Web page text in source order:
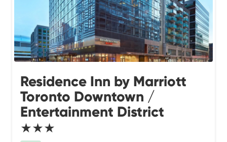
Residence Inn by Marriott
Toronto Downtown /
Entertainment District
★★★